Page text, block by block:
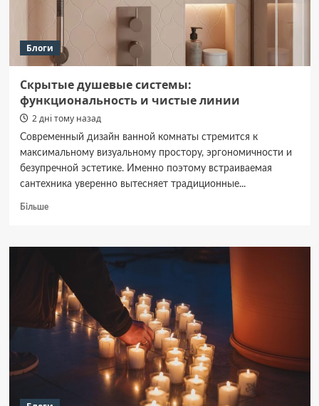
Блоги
Скрытые душевые системы:
функциональность и чистые линии
2 дні тому назад
Современный дизайн ванной комнаты стремится к
максимальному визуальному простору, эргономичности и
безупречной эстетике. Именно поэтому встраиваемая
сантехника уверенно вытесняет традиционные...
БільшеДокладніше
душевые
функциональность
чистые
линии